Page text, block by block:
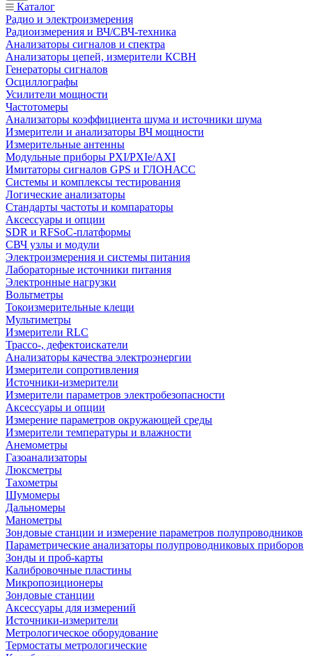
Каталог
Радио и электроизмерения
Радиоизмерения и ВЧ/СВЧ-техника
Анализаторы сигналов и спектра
Анализаторы цепей, измерители КСВН
Генераторы сигналов
Осциллографы
Усилители мощности
Частотомеры
Анализаторы коэффициента шума и источники шума
Измерители и анализаторы ВЧ мощности
Измерительные антенны
Модульные приборы PXI/PXIe/AXI
Имитаторы сигналов GPS и ГЛОНАСС
Системы и комплексы тестирования
Логические анализаторы
Стандарты частоты и компараторы
Аксессуары и опции
SDR и RFSoC‑платформы
СВЧ узлы и модули
Электроизмерения и системы питания
Лабораторные источники питания
Электронные нагрузки
Вольтметры
Токоизмерительные клещи
Мультиметры
Измерители RLC
Трассо-, дефектоискатели
Анализаторы качества электроэнергии
Измерители сопротивления
Источники-измерители
Измерители параметров электробезопасности
Аксессуары и опции
Измерение параметров окружающей среды
Измерители температуры и влажности
Анемометры
Газоанализаторы
Люксметры
Тахометры
Шумомеры
Дальномеры
Манометры
Зондовые станции и измерение параметров полупроводников
Параметрические анализаторы полупроводниковых приборов
Зонды и проб-карты
Калибровочные пластины
Микропозиционеры
Зондовые станции
Аксессуары для измерений
Источники-измерители
Метрологическое оборудование
Термостаты метрологические